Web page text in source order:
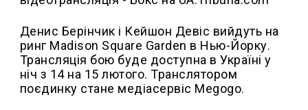
Денис Берінчик і Кейшон Девіс вийдуть на
ринг Madison Square Garden в Нью-Йорку.
Трансляція бою буде доступна в Україні у
ніч з 14 на 15 лютого. Транслятором
поєдинку стане медіасервіс Megogo.